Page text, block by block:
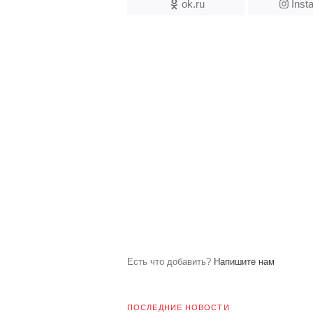
ok.ru
Есть что добавить? Напишите нам
ПОСЛЕДНИЕ НОВОСТИ